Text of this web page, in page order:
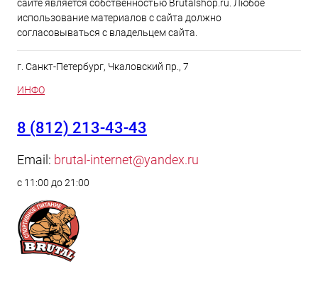
сайте является cобственностью Brutalshop.ru. Любое
использование материалов с сайта должно
согласовываться с владельцем сайта.
г. Санкт-Петербург, Чкаловский пр., 7
ИНФО
8 (812) 213-43-43
Email: brutal-internet@yandex.ru
с 11:00 до 21:00